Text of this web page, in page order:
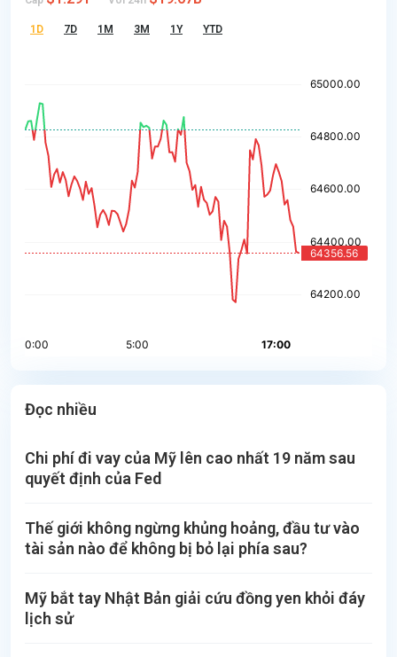
1D 7D 1M 3M 1Y YTD
Đọc nhiều
Chi phí đi vay của Mỹ lên cao nhất 19 năm sau
quyết định của Fed
Thế giới không ngừng khủng hoảng, đầu tư vào
tài sản nào để không bị bỏ lại phía sau?
Mỹ bắt tay Nhật Bản giải cứu đồng yen khỏi đáy
lịch sử